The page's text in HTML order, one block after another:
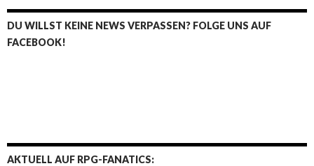
DU WILLST KEINE NEWS VERPASSEN? FOLGE UNS AUF
FACEBOOK!
AKTUELL AUF RPG-FANATICS: